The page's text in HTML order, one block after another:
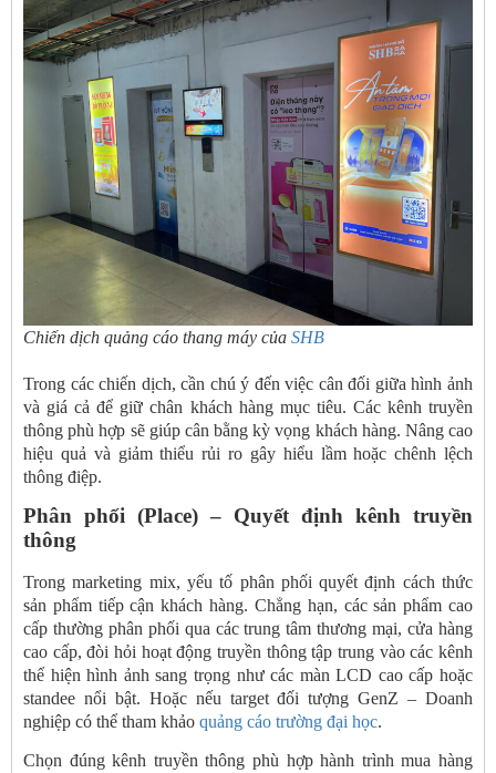
Chiến dịch quảng cáo thang máy của SHB
Trong các chiến dịch, cần chú ý đến việc cân đối giữa hình ảnh
và giá cả để giữ chân khách hàng mục tiêu. Các kênh truyền
thông phù hợp sẽ giúp cân bằng kỳ vọng khách hàng. Nâng cao
hiệu quả và giảm thiểu rủi ro gây hiểu lầm hoặc chênh lệch
thông điệp.
Phân phối (Place) – Quyết định kênh truyền
thông
Trong marketing mix, yếu tố phân phối quyết định cách thức
sản phẩm tiếp cận khách hàng. Chẳng hạn, các sản phẩm cao
cấp thường phân phối qua các trung tâm thương mại, cửa hàng
cao cấp, đòi hỏi hoạt động truyền thông tập trung vào các kênh
thể hiện hình ảnh sang trọng như các màn LCD cao cấp hoặc
standee nổi bật. Hoặc nếu target đối tượng GenZ – Doanh
nghiệp có thể tham khảo quảng cáo trường đại học.
Chọn đúng kênh truyền thông phù hợp hành trình mua hàng